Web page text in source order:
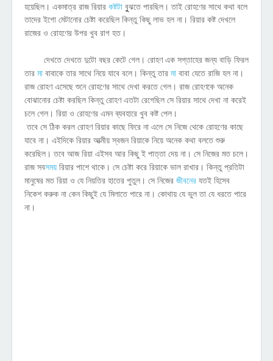
হয়েছিল। একমাত্র রাজ রিয়ার কষ্টটা বুুুুঝতে পারছিল। তাই রোহণের সাথে কথা বলে
তাদের ইগো মেটানোর চেষ্টা করেছিল কিন্তু কিছু লাভ হল না। রিয়ার কষ্ট দেখলে
রাজের ও রোহণের উপর খুব রাগ হত।
দেখতে দেখতে দুটো বছর কেটে গেল। রোহণ এক সপ্তাহের জন্য বাড়ি ফিরল
তার মা বাবাকে তার সাথে নিয়ে যাবে বলে। কিন্তু তার মা বাবা যেতে রাজি হল না।
রাজ রোহণ এসেছে শুনে রোহণের সাথে দেখা করতে গেল। রাজ রোহণকে অনেক
বোঝানোর চেষ্টা করছিল কিন্তু রোহণ এতটা রেগেছিল সে রিয়ার সাথে দেখা না করেই
চলে গেল। রিয়া ও রোহণের এমন ব্যবহারে খুব কষ্ট পেল।
তবে সে ঠিক করল রোহণ রিয়ার কাছে ফিরে না এলে সে নিজে থেকে রোহণের কাছে
যাবে না। এইদিকে রিয়ার আত্মীয় স্বজন রিয়াকে নিয়ে অনেক কথা বলতে শুরু
করেছিল। তবে আজ রিয়া এইসব আর কিছু ই পাত্তা দেয় না। সে নিজের মত চলে।
রাজ সবসময় রিয়ার পাশে থাকে। সে চেষ্টা করে রিয়াকে ভাল রাখার। কিন্তু প্রতিটা
মানুষের মত রিয়া ও যে নিয়তির হাতের পুতুল। সে নিজের জীবনের যতই হিসেব
নিকেশ করুক না কেন কিছুই যে মিলাতে পারে না। কোথায় যে ভুল তা যে ধরতে পারে
না।